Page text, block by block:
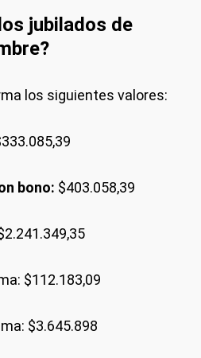
jubilados de
los siguientes valores:
bono: $403.058,39
$112.183,09
$3.645.898